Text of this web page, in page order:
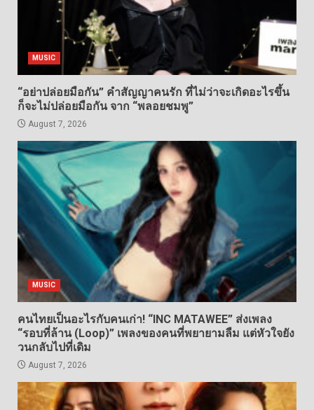
MUSIC
“อย่าปล่อยมือกัน” คำสัญญาคนรัก ที่ไม่ว่าจะเกิดอะไรขึ้น
ก็จะไม่ปล่อยมือกัน จาก “พลอยชมพู”
August 7, 2026
MUSIC
คนไทยเป็นอะไรกับคนเก่า! “INC MATAWEE” ส่งเพลง
“รอบที่ล้าน (Loop)” เพลงของคนที่พยายามลืม แต่หัวใจยัง
วนกลับไปที่เดิม
August 7, 2026